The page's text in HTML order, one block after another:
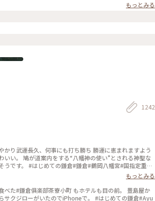
もっとみる
1242
かり武運長久、何事にも打ち勝ち 勝運に恵まれますよう
い。 鳩が道案内をする“八幡神の使い”とされる神聖な
宮#国指定重要
もっとみる
た#鎌倉俱楽部茶寮小町 もホテルも目の前。 豊島屋か
たのでiPhoneで。 #はじめての鎌倉#Ayu